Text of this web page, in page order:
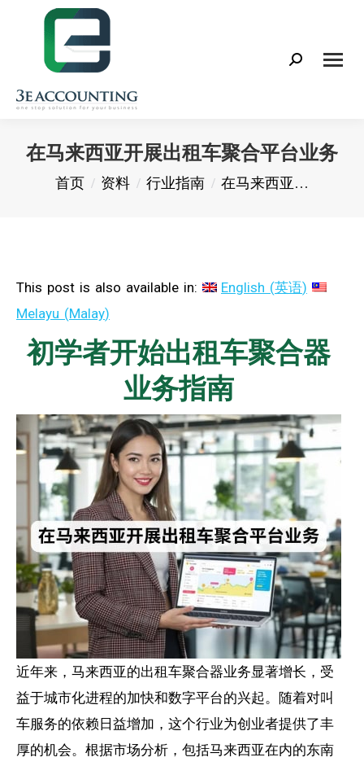
Search:
在马来西亚开展出租车聚合平台业务
您在这里：
首页 资料 行业指南 在马来西亚…
This post is also available in: English (英语)
Melayu (Malay)
初学者开始出租车聚合器
业务指南
近年来，马来西亚的出租车聚合器业务显著增长，受
益于城市化进程的加快和数字平台的兴起。随着对叫
车服务的依赖日益增加，这个行业为创业者提供了丰
厚的机会。根据市场分析，包括马来西亚在内的东南